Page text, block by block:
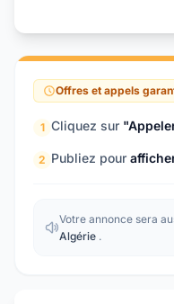
Offres et appels
1 Cliquez sur
2 Publiez pour
Votre annonce sera
Algérie .